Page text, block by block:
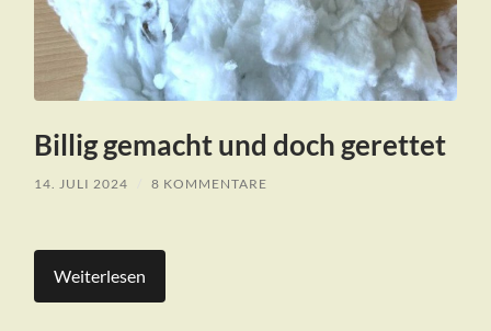
Billig gemacht und doch gerettet
14. JULI 2024 8 KOMMENTARE
Weiterlesen